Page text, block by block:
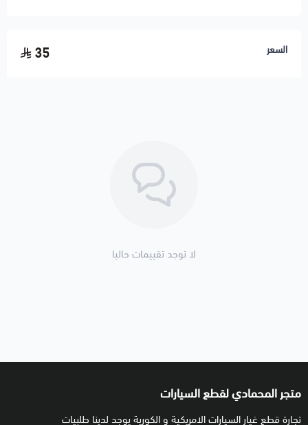
السعر 35
لا توجد تقييمات حاليا
متجر المحمادي لقطع السيارات
تجارة قطع غيار السيارات الامريكية و الكورية يوجد لدينا طلبيات